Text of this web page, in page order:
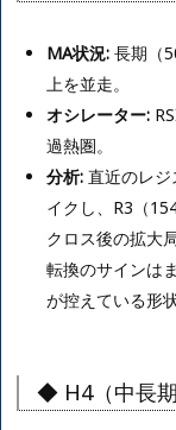
MA状況: 長期（
上を並走。
オシレーター:
過熱圏。
分析: 直近のレ
イクし、R3（
クロス後の拡大
転換のサインは
が控えている形
◆ H4（中長期